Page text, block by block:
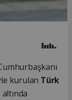
kurulan Türk
altında